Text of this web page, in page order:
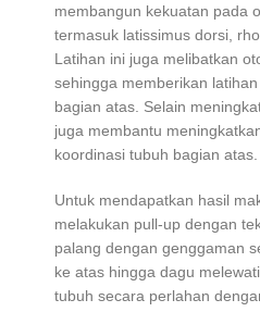
membangun kekuatan pada
termasuk latissimus dorsi,
Latihan ini juga melibatkan
sehingga memberikan
bagian atas. Selain
juga membantu
koordinasi tubuh bagian atas.
Untuk mendapatkan hasil
melakukan pull-up dengan
palang dengan genggaman
ke atas hingga dagu
tubuh secara perlahan